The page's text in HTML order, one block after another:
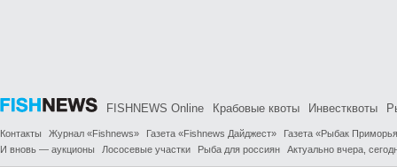
FISHNEWS Online Крабовые квоты Инвестквоты
Контакты Журнал «Fishnews» Газета «Fishnews Дайджест»
Газета «Рыбак
И вновь — аукционы
Лососевые участки Рыба для россиян Актуально вчера,